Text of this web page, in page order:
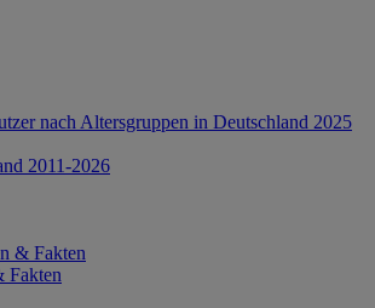
nach Altersgruppen in Deutschland 2025
2011-2026
& Fakten
Fakten